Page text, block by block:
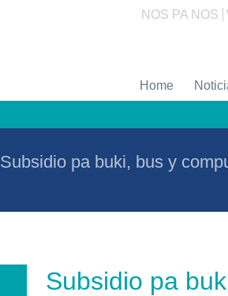
NOS PA NOS
Home
Subsidio pa buki, bus y
Subsidio pa